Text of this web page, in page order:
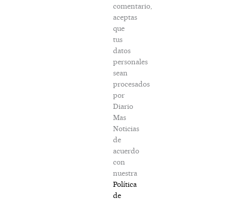
comentario,
aceptas
que
tus
datos
personales
sean
procesados
por
Diario
Mas
Noticias
de
acuerdo
con
nuestra
Política
de